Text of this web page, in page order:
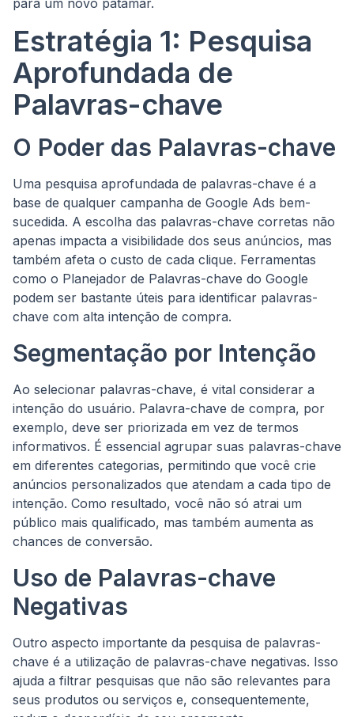
Estratégia 1: Pesquisa
Aprofundada de
Palavras-chave
O Poder das Palavras-chave
Uma pesquisa aprofundada de palavras-chave é a
base de qualquer campanha de Google Ads bem-
sucedida. A escolha das palavras-chave corretas não
apenas impacta a visibilidade dos seus anúncios, mas
também afeta o custo de cada clique. Ferramentas
como o Planejador de Palavras-chave do Google
podem ser bastante úteis para identificar palavras-
chave com alta intenção de compra.
Segmentação por Intenção
Ao selecionar palavras-chave, é vital considerar a
intenção do usuário. Palavra-chave de compra, por
exemplo, deve ser priorizada em vez de termos
informativos. É essencial agrupar suas palavras-chave
em diferentes categorias, permitindo que você crie
anúncios personalizados que atendam a cada tipo de
intenção. Como resultado, você não só atrai um
público mais qualificado, mas também aumenta as
chances de conversão.
Uso de Palavras-chave
Negativas
Outro aspecto importante da pesquisa de palavras-
chave é a utilização de palavras-chave negativas. Isso
ajuda a filtrar pesquisas que não são relevantes para
seus produtos ou serviços e, consequentemente,